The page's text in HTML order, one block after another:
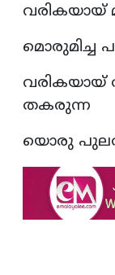
മൊരുമിച്ച
വരികയായ്
തകരുന്ന
യൊരു പുലർ